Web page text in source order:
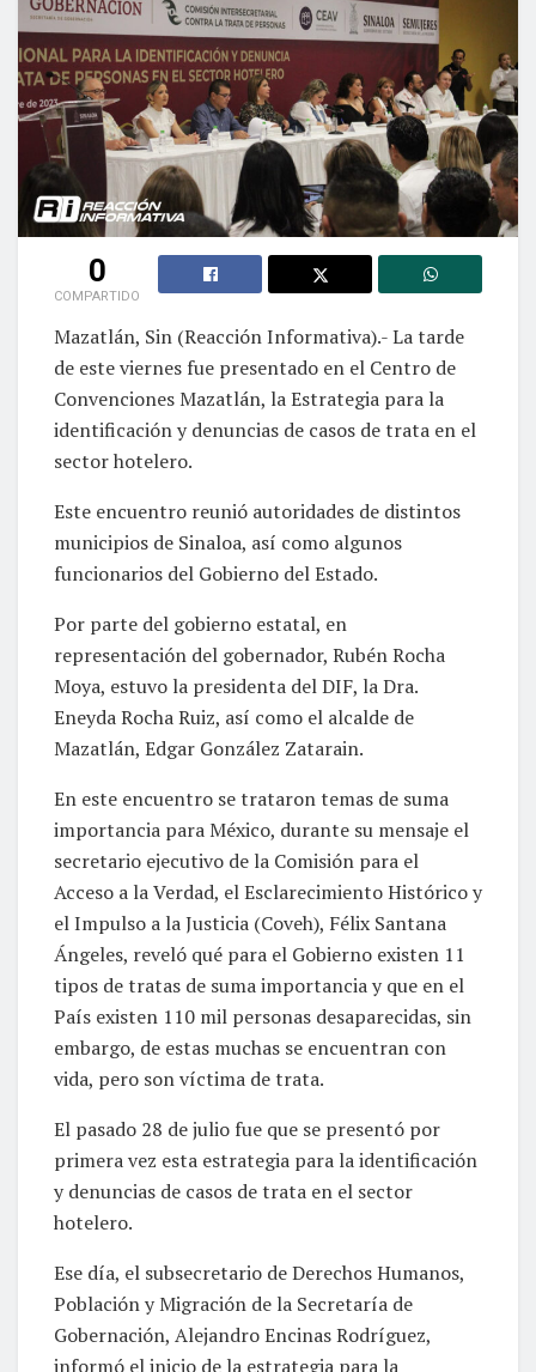
0
COMPARTIDO
Mazatlán, Sin (Reacción Informativa).- La tarde
de este viernes fue presentado en el Centro de
Convenciones Mazatlán, la Estrategia para la
identificación y denuncias de casos de trata en el
sector hotelero.
Este encuentro reunió autoridades de distintos
municipios de Sinaloa, así como algunos
funcionarios del Gobierno del Estado.
Por parte del gobierno estatal, en
representación del gobernador, Rubén Rocha
Moya, estuvo la presidenta del DIF, la Dra.
Eneyda Rocha Ruiz, así como el alcalde de
Mazatlán, Edgar González Zatarain.
En este encuentro se trataron temas de suma
importancia para México, durante su mensaje el
secretario ejecutivo de la Comisión para el
Acceso a la Verdad, el Esclarecimiento Histórico y
el Impulso a la Justicia (Coveh), Félix Santana
Ángeles, reveló qué para el Gobierno existen 11
tipos de tratas de suma importancia y que en el
País existen 110 mil personas desaparecidas, sin
embargo, de estas muchas se encuentran con
vida, pero son víctima de trata.
El pasado 28 de julio fue que se presentó por
primera vez esta estrategia para la identificación
y denuncias de casos de trata en el sector
hotelero.
Ese día, el subsecretario de Derechos Humanos,
Población y Migración de la Secretaría de
Gobernación, Alejandro Encinas Rodríguez,
informó el inicio de la estrategia para la